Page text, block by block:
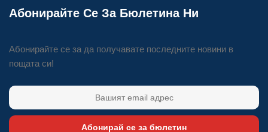
Абонирайте Се За Бюлетина Ни
Абонирайте се за да получавате последните новини в
пощата си!
Абонирай се за бюлетин